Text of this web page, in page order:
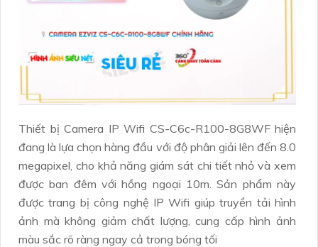
Thiết bị Camera IP Wifi CS-C6c-R100-8G8WF hiện
đang là lựa chọn hàng đầu với độ phân giải lên đến 8.0
megapixel, cho khả năng giám sát chi tiết nhỏ và xem
được ban đêm với hồng ngoại 10m. Sản phẩm này
được trang bị công nghệ IP Wifi giúp truyền tải hình
ảnh mà không giảm chất lượng, cung cấp hình ảnh
màu sắc rõ ràng ngay cả trong bóng tối